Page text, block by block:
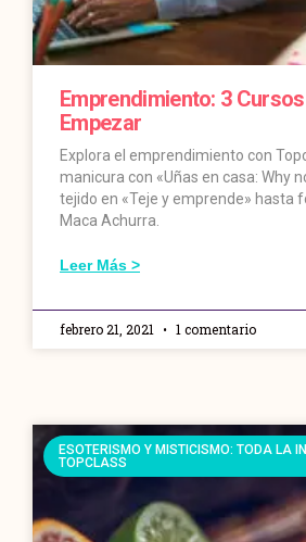
Emprendimiento: 3
Empezar
Explora el emprendimiento con
manicura con «Uñas en casa: Why
tejido en «Teje y emprende» hasta
Maca Achurra.
Leer Más >
febrero 21, 2021 1 comentario
ESOTERISMO Y MISTICISMO: TODA LA
TOPCLASS